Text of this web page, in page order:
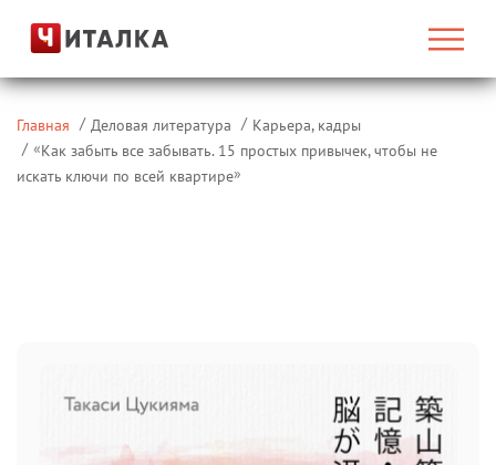
Главная Деловая литература
Карьера, кадры
«Как забыть все забывать. 15 простых привычек, чтобы не
искать ключи по всей квартире»